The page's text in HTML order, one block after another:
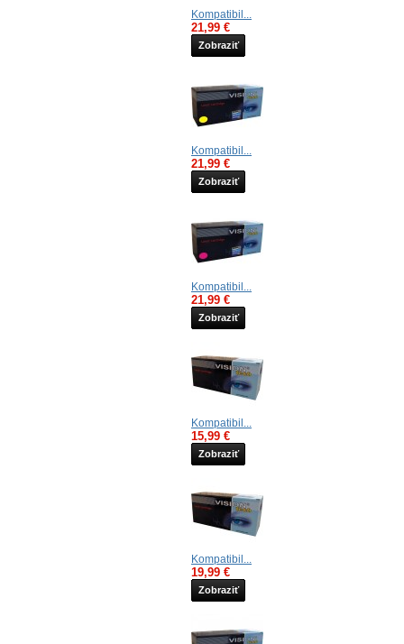
Kompatibil...
21,99 €
Zobraziť
Kompatibil...
21,99 €
Zobraziť
Kompatibil...
21,99 €
Zobraziť
Kompatibil...
15,99 €
Zobraziť
Kompatibil...
19,99 €
Zobraziť